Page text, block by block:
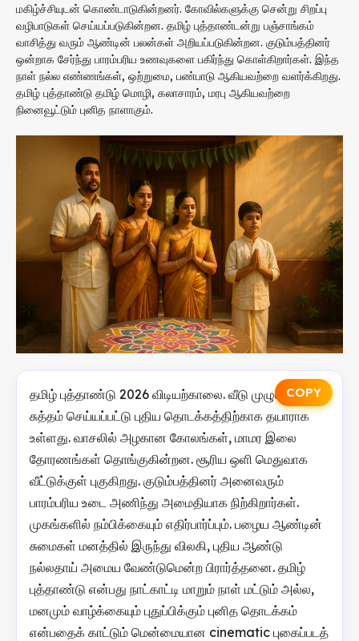
மகிழ்ச்சியுடன் கொண்டாடுகின்றனர். கோவில்களுக்கு சென்று சிறப்பு
வழிபாடுகள் செய்யப்படுகின்றன. தமிழ் புத்தாண்டன்று பஞ்சாங்கம்
வாசித்து வரும் ஆண்டின் பலன்கள் அறியப்படுகின்றன. குடும்பத்தினர்
ஒன்றாக சேர்ந்து பாரம்பரிய உணவுகளை பகிர்ந்து கொள்கிறார்கள். இந்த
நாள் நல்ல எண்ணங்கள், ஒற்றுமை, பண்பாடு ஆகியவற்றை வளர்க்கிறது.
தமிழ் புத்தாண்டு தமிழ் மொழி, கலாசாரம், மரபு ஆகியவற்றை
நினைவூட்டும் புனித நாளாகும்.
COPY
தமிழ் புத்தாண்டு 2026 விடியற்காலை. வீடு முழுவதும்
சுத்தம் செய்யப்பட்டு புதிய தொடக்கத்திற்காக தயாராக
உள்ளது. வாசலில் அழகான கோலங்கள், மாமர இலை
தோரணங்கள் தொங்குகின்றன. சூரிய ஒளி மெதுவாக
வீட்டுக்குள் புகுகிறது. குடும்பத்தினர் அனைவரும்
பாரம்பரிய உடை அணிந்து அமைதியாக நிற்கிறார்கள்.
முகங்களில் நம்பிக்கையும் எதிர்பார்ப்பும். பழைய ஆண்டின்
சுமைகள் மனத்தில் இருந்து விலகி, புதிய ஆண்டு
நல்லதாய் அமைய வேண்டுமென்ற பிரார்த்தனை. தமிழ்
புத்தாண்டு என்பது நாட்காட்டி மாறும் நாள் மட்டும் அல்ல,
மனமும் வாழ்க்கையும் புதுப்பிக்கும் புனித தொடக்கம்
என்பதைக் காட்டும் மென்மையான cinematic புகைப்படத்